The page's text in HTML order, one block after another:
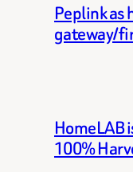
Peplink as
gateway/
HomeLAB
100%